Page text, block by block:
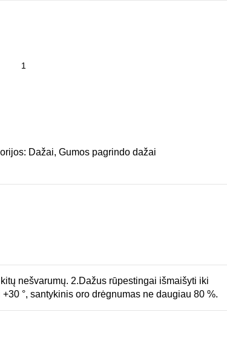
Dažai, Gumos pagrindo dažai
nešvarumų. 2.Dažus rūpestingai išmaišyti iki
°, santykinis oro drėgnumas ne daugiau 80 %.